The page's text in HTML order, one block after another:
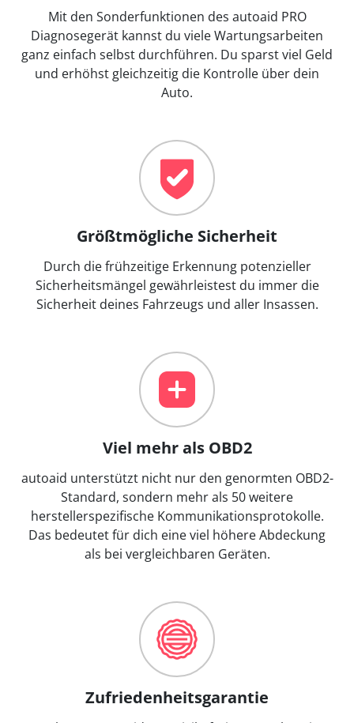
Mit den Sonderfunktionen des autoaid PRO
Diagnosegerät kannst du viele Wartungsarbeiten
ganz einfach selbst durchführen. Du sparst viel Geld
und erhöhst gleichzeitig die Kontrolle über dein
Auto.
Größtmögliche Sicherheit
Durch die frühzeitige Erkennung potenzieller
Sicherheitsmängel gewährleistest du immer die
Sicherheit deines Fahrzeugs und aller Insassen.
Viel mehr als OBD2
autoaid unterstützt nicht nur den genormten OBD2-
Standard, sondern mehr als 50 weitere
herstellerspezifische Kommunikationsprotokolle.
Das bedeutet für dich eine viel höhere Abdeckung
als bei vergleichbaren Geräten.
Zufriedenheitsgarantie